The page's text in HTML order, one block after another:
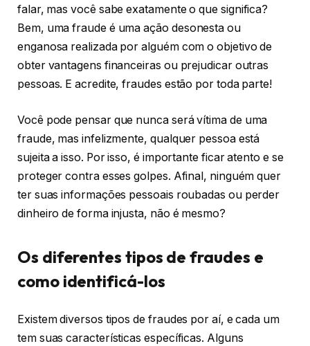
falar, mas você sabe exatamente o que significa?
Bem, uma fraude é uma ação desonesta ou
enganosa realizada por alguém com o objetivo de
obter vantagens financeiras ou prejudicar outras
pessoas. E acredite, fraudes estão por toda parte!
Você pode pensar que nunca será vítima de uma
fraude, mas infelizmente, qualquer pessoa está
sujeita a isso. Por isso, é importante ficar atento e se
proteger contra esses golpes. Afinal, ninguém quer
ter suas informações pessoais roubadas ou perder
dinheiro de forma injusta, não é mesmo?
Os diferentes tipos de fraudes e
como identificá-los
Existem diversos tipos de fraudes por aí, e cada um
tem suas características específicas. Alguns